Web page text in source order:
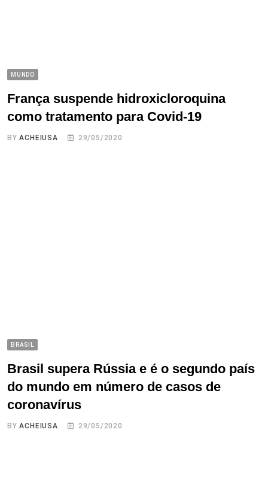
MUNDO
França suspende hidroxicloroquina
como tratamento para Covid-19
BYACHEIUSA 29/05/2020
BRASIL
Brasil supera Rússia e é o segundo país
do mundo em número de casos de
coronavírus
BYACHEIUSA 29/05/2020